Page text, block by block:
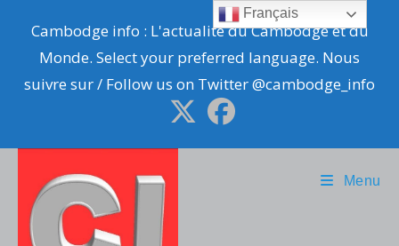
content
Cambodge info : L'actualité du Cambodge et du
Monde. Select your preferred language. Nous
suivre sur / Follow us on Twitter @cambodge_info
Menu
Français